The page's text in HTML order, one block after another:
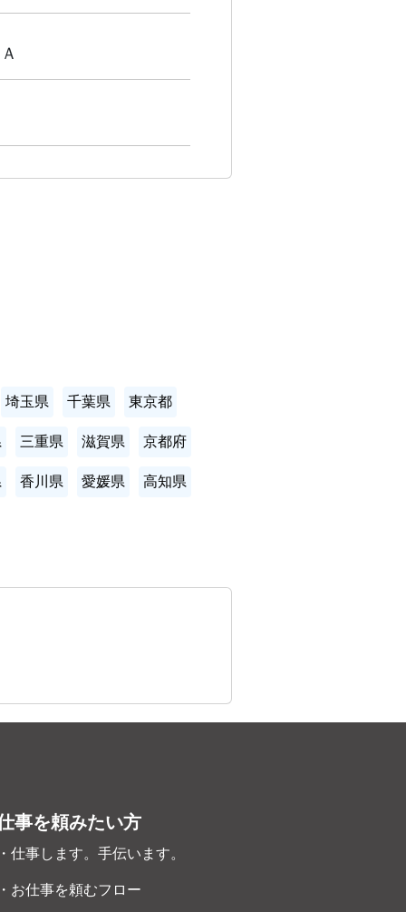
埼玉県 千葉県 東京都
三重県 滋賀県 京都府
香川県 愛媛県 高知県
事を頼みたい方
・仕事します。手伝います。
・お仕事を頼むフロー